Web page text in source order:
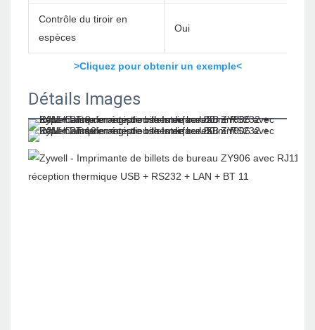
Contrôle du tiroir en
espèces
Oui
>Cliquez pour obtenir un exemple<
Détails Images